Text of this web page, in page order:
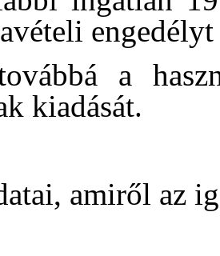
a
kiadását.
amiről az